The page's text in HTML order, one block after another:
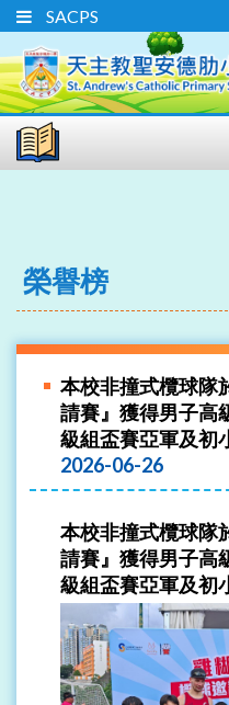
SACPS
榮譽榜
本校非撞式欖球隊
請賽』獲得男子高
級組盃賽亞軍及初
2026-06-26
本校非撞式欖球隊
請賽』獲得男子高
級組盃賽亞軍及初